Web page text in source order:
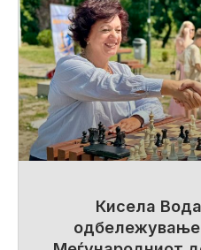
Кисела